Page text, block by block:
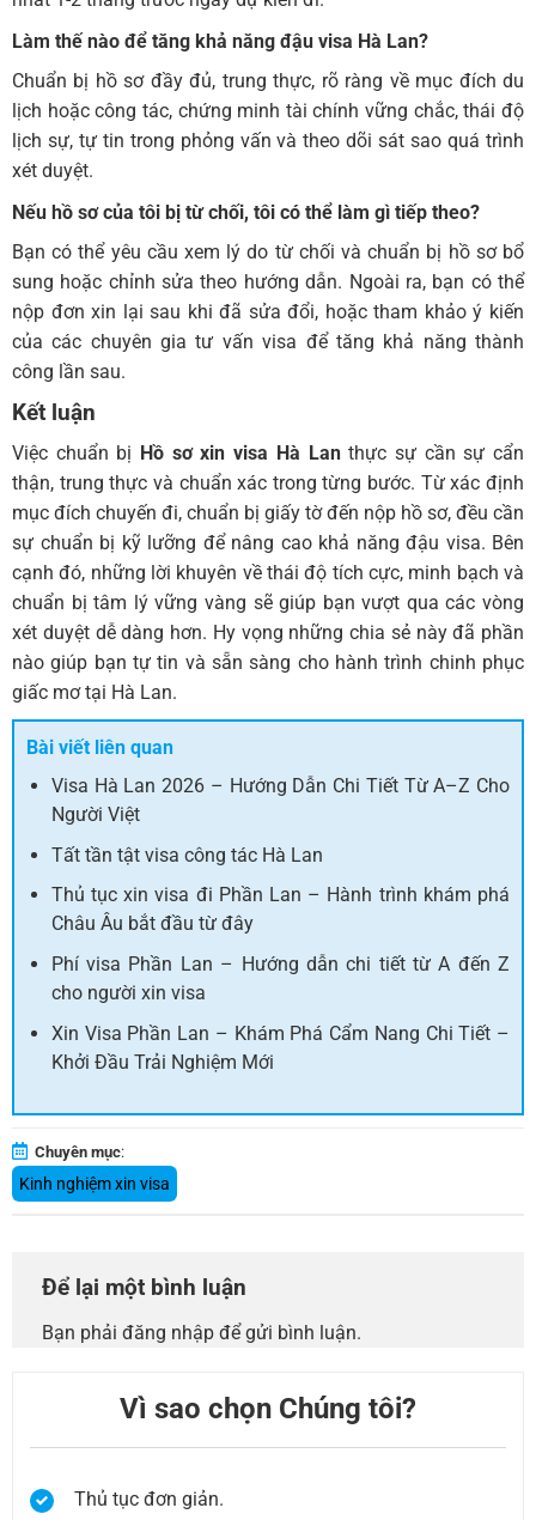
Làm thế nào để tăng khả năng đậu visa Hà Lan?
Chuẩn bị hồ sơ đầy đủ, trung thực, rõ ràng về mục đích du
lịch hoặc công tác, chứng minh tài chính vững chắc, thái độ
lịch sự, tự tin trong phỏng vấn và theo dõi sát sao quá trình
xét duyệt.
Nếu hồ sơ của tôi bị từ chối, tôi có thể làm gì tiếp theo?
Bạn có thể yêu cầu xem lý do từ chối và chuẩn bị hồ sơ bổ
sung hoặc chỉnh sửa theo hướng dẫn. Ngoài ra, bạn có thể
nộp đơn xin lại sau khi đã sửa đổi, hoặc tham khảo ý kiến
của các chuyên gia tư vấn visa để tăng khả năng thành
công lần sau.
Kết luận
Việc chuẩn bị Hồ sơ xin visa Hà Lanthực sự cần sự cẩn
thận, trung thực và chuẩn xác trong từng bước. Từ xác định
mục đích chuyến đi, chuẩn bị giấy tờ đến nộp hồ sơ, đều cần
sự chuẩn bị kỹ lưỡng để nâng cao khả năng đậu visa. Bên
cạnh đó, những lời khuyên về thái độ tích cực, minh bạch và
chuẩn bị tâm lý vững vàng sẽ giúp bạn vượt qua các vòng
xét duyệt dễ dàng hơn. Hy vọng những chia sẻ này đã phần
nào giúp bạn tự tin và sẵn sàng cho hành trình chinh phục
giấc mơ tại Hà Lan.
Bài viết liên quan
Visa Hà Lan 2026 – Hướng Dẫn Chi Tiết Từ A–Z Cho
Người Việt
Tất tần tật visa công tác Hà Lan
Thủ tục xin visa đi Phần Lan – Hành trình khám phá
Châu Âu bắt đầu từ đây
Phí visa Phần Lan – Hướng dẫn chi tiết từ A đến Z
cho người xin visa
Xin Visa Phần Lan – Khám Phá Cẩm Nang Chi Tiết –
Khởi Đầu Trải Nghiệm Mới
Chuyên mục:
Kinh nghiệm xin visa
Để lại một bình luận
Bạn phải đăng nhập để gửi bình luận.
Vì sao chọn Chúng tôi?
Thủ tục đơn giản.